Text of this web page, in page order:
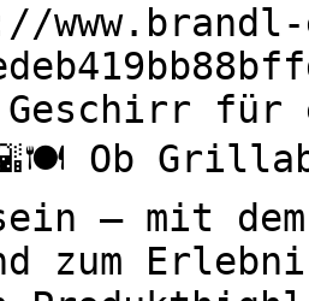
für
Ob
– mit
zum